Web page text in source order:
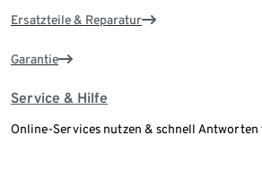
Ersatzteile & Reparatur
Garantie
Service & Hilfe
Online-Services nutzen & schnell Antworten